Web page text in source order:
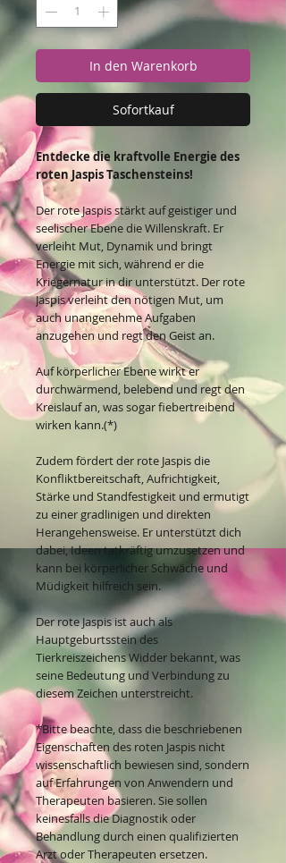
In den Warenkorb
Sofortkauf
Entdecke die kraftvolle Energie des
roten Jaspis Taschensteins!
Der rote Jaspis stärkt auf geistiger und
seelischer Ebene die Willenskraft. Er
verleiht Mut, Dynamik und bringt
Energie mit sich, während er die
Kriegernatur in dir unterstützt. Der rote
Jaspis verleiht den nötigen Mut, um
auch unangenehme Aufgaben
anzugehen und regt den Geist an.
Auf körperlicher Ebene wirkt er
durchwärmend, belebend und regt den
Kreislauf an, was sogar fiebertreibend
wirken kann.(*)
Zudem fördert der rote Jaspis die
Konfliktbereitschaft, Aufrichtigkeit,
Stärke und Standfestigkeit und ermutigt
zu einer gradlinigen und direkten
Herangehensweise. Er unterstützt dich
dabei, Ideen tatkräftig umzusetzen und
kann bei körperlicher Schwäche und
Müdigkeit hilfreich sein.
Der rote Jaspis ist auch als
Hauptgeburtsstein des
Tierkreiszeichens Widder bekannt, was
seine Bedeutung und Verbindung zu
diesem Zeichen unterstreicht.
*Bitte beachte, dass die beschriebenen
Eigenschaften des roten Jaspis nicht
wissenschaftlich bewiesen sind, sondern
auf Erfahrungen von Anwendern und
Therapeuten basieren. Sie sollen
keinesfalls die Diagnostik oder
Behandlung durch einen qualifizierten
Arzt oder Therapeuten ersetzen.